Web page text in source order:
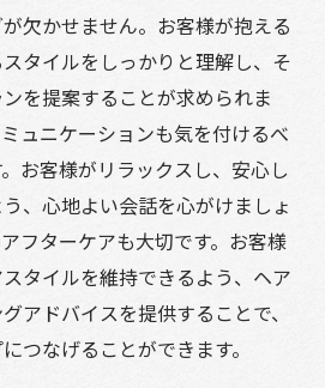
空間維持のポイント
への配慮とその効果
空間演出のアイデア
を高めるための丁寧なカウン
を正確に把握する方法
グで信頼関係を築くコツ
引き出すための質問術
る情報提供の重要性
欠かせません。お客様が抱える
タイルをしっかりと理解し、そ
を提案することが求められま
ュニケーションも気を付けるべ
お客様がリラックスし、安心し
、心地よい会話を心がけましょ
フターケアも大切です。お客様
タイルを維持できるよう、ヘア
アドバイスを提供することで、
つなげることができます。